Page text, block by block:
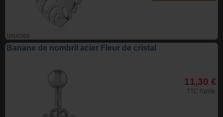
NNA068
Banane de nombril acier Fleur de cristal
11,30 €
TTC l'unite